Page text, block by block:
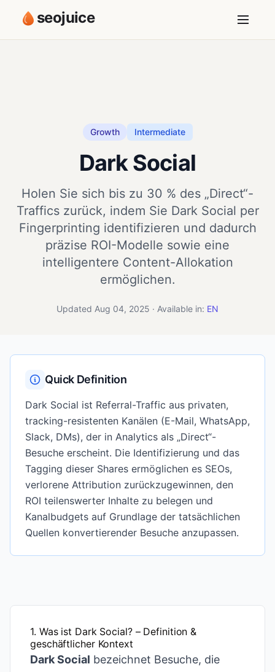
seojuice
Growth Intermediate
Dark Social
Holen Sie sich bis zu 30 % des „Direct“-
Traffics zurück, indem Sie Dark Social per
Fingerprinting identifizieren und dadurch
präzise ROI-Modelle sowie eine
intelligentere Content-Allokation
ermöglichen.
Updated Aug 04, 2025 · Available in: EN
Quick Definition
Dark Social ist Referral-Traffic aus privaten,
tracking-resistenten Kanälen (E-Mail, WhatsApp,
Slack, DMs), der in Analytics als „Direct“-
Besuche erscheint. Die Identifizierung und das
Tagging dieser Shares ermöglichen es SEOs,
verlorene Attribution zurückzugewinnen, den
ROI teilenswerter Inhalte zu belegen und
Kanalbudgets auf Grundlage der tatsächlichen
Quellen konvertierender Besuche anzupassen.
1. Was ist Dark Social? – Definition &
geschäftlicher Kontext
Dark Social bezeichnet Besuche, die